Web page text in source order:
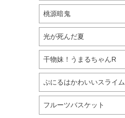
桃源暗鬼
光が死んだ夏
干物妹！うまるちゃんR
ぷにるはかわいいスライム
フルーツバスケット